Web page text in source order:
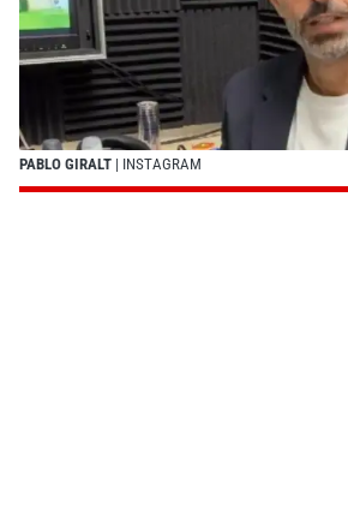
PABLO GIRALT | INSTAGRAM